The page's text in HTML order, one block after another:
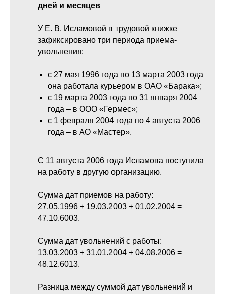
дней и месяцев
У Е. В. Исламовой в трудовой книжке
зафиксировано три периода приема-
увольнения:
с 27 мая 1996 года по 13 марта 2003 года
она работала курьером в ОАО «Барака»;
с 19 марта 2003 года по 31 января 2004
года – в ООО «Гермес»;
с 1 февраля 2004 года по 4 августа 2006
года – в АО «Мастер».
С 11 августа 2006 года Исламова поступила
на работу в другую организацию.
Сумма дат приемов на работу:
27.05.1996 + 19.03.2003 + 01.02.2004 =
47.10.6003.
Сумма дат увольнений с работы:
13.03.2003 + 31.01.2004 + 04.08.2006 =
48.12.6013.
Разница между суммой дат увольнений и